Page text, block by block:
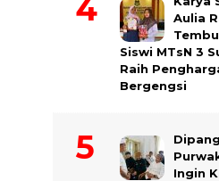
Aulia
Siswi MTsN 3
Raih
Bergengsi
Ingin